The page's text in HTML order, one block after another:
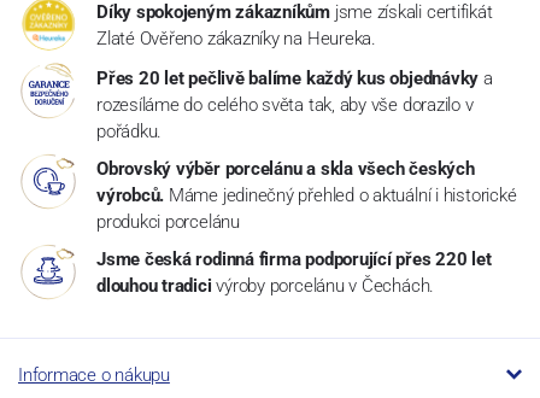
Díky spokojeným zákazníkům jsme získali certifikát
Zlaté Ověřeno zákazníky na Heureka.
Přes 20 let pečlivě balíme každý kus objednávky a
rozesíláme do celého světa tak, aby vše dorazilo v
pořádku.
Obrovský výběr porcelánu a skla všech českých
výrobců. Máme jedinečný přehled o aktuální i historické
produkci porcelánu
Jsme česká rodinná firma podporující přes 220 let
dlouhou tradici výroby porcelánu v Čechách.
Informace o nákupu